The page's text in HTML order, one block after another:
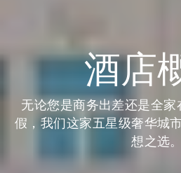
酒店
无论您是商务出差还是全
假，我们这家五星级奢华城
想之选。